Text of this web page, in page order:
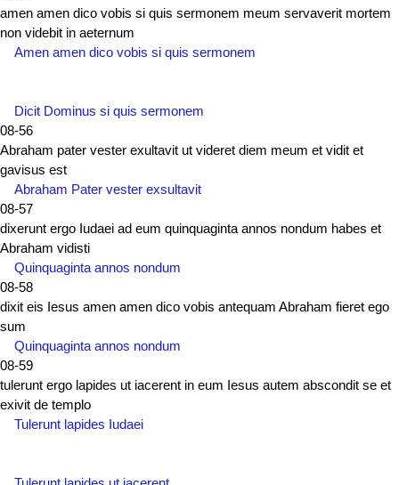
amen amen dico vobis si quis sermonem meum servaverit mortem
non videbit in aeternum
Amen amen dico vobis si quis sermonem
Dicit Dominus si quis sermonem
08-56
Abraham pater vester exultavit ut videret diem meum et vidit et
gavisus est
Abraham Pater vester exsultavit
08-57
dixerunt ergo Iudaei ad eum quinquaginta annos nondum habes et
Abraham vidisti
Quinquaginta annos nondum
08-58
dixit eis Iesus amen amen dico vobis antequam Abraham fieret ego
sum
Quinquaginta annos nondum
08-59
tulerunt ergo lapides ut iacerent in eum Iesus autem abscondit se et
exivit de templo
Tulerunt lapides Iudaei